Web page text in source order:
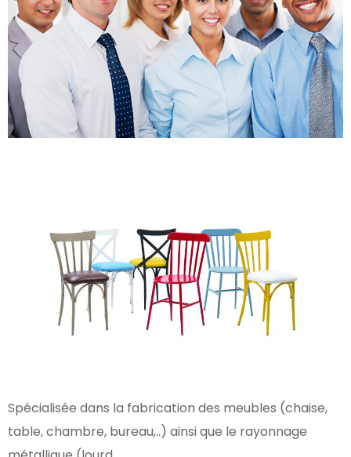
Spécialisée dans la fabrication des meubles (chaise,
table, chambre, bureau,..) ainsi que le rayonnage